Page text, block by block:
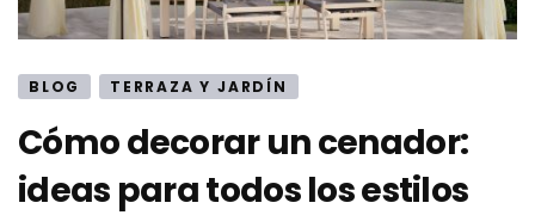
BLOG TERRAZA Y JARDÍN
Cómo decorar un cenador:
ideas para todos los estilos